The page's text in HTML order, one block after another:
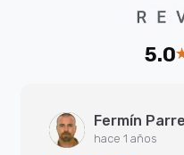
5.0
Fermín
hace 1 años